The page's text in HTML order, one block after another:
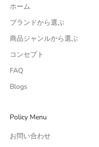
ホーム
ブランドから選ぶ
商品ジャンルから選ぶ
コンセプト
FAQ
Blogs
Policy Menu
お問い合わせ